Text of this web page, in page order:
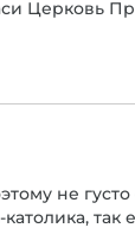
Церковь
не